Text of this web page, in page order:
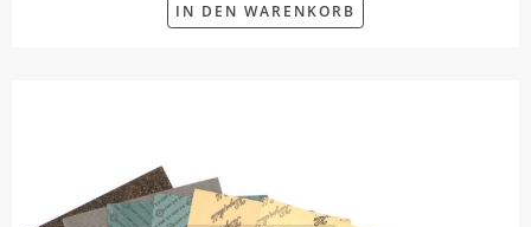
IN DEN WARENKORB